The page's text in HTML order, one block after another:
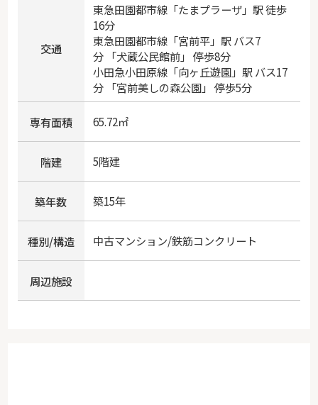
交通
東急田園都市線「たまプラーザ」駅 徒歩
16分
東急田園都市線「宮前平」駅 バス7
分 「犬蔵公民館前」 停歩8分
小田急小田原線「向ヶ丘遊園」駅 バス17
分 「宮前美しの森公園」 停歩5分
専有面積 65.72㎡
階建 5階建
築年数 築15年
種別/構造 中古マンション/鉄筋コンクリート
周辺施設